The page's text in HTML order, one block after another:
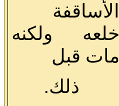
الأساقفة
خلعه ولكنه
مات قبل
ذلك.